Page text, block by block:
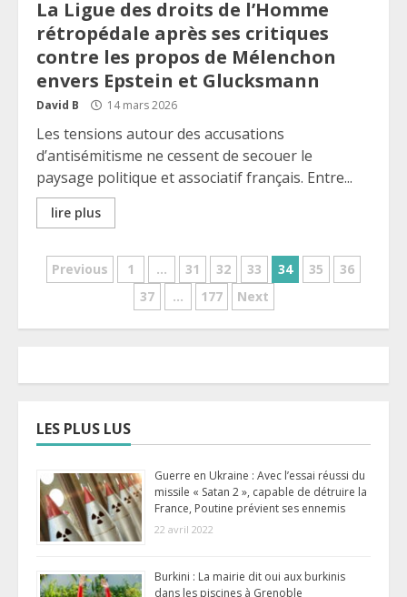
La Ligue des droits de l’Homme
rétropédale après ses critiques
contre les propos de Mélenchon
envers Epstein et Glucksmann
David B 14 mars 2026
Les tensions autour des accusations
d’antisémitisme ne cessent de secouer le
paysage politique et associatif français. Entre...
lire plus
Pagination
Previous 1 … 31 32 33 34 35
36
37
… 177 Next
LES PLUS LUS
Guerre en Ukraine : Avec l’essai réussi du
missile « Satan 2 », capable de détruire la
France, Poutine prévient ses ennemis
22 avril 2022
Burkini : La mairie dit oui aux burkinis
dans les piscines à Grenoble